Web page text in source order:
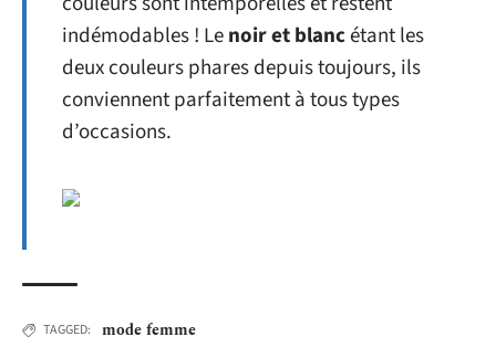
indémodables ! Lenoir et blancétant les
deux couleurs phares depuis toujours, ils
conviennent parfaitement à tous types
d’occasions.
TAGGED: mode femme